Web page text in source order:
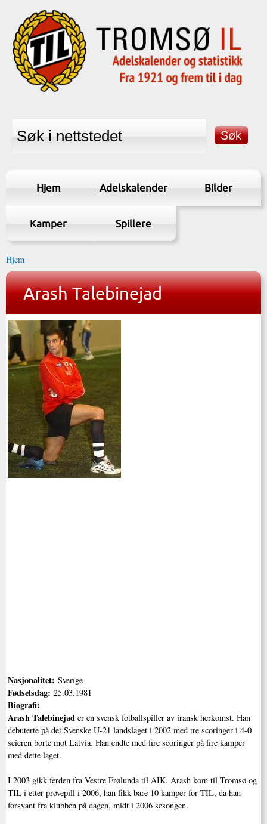
Hjem Adelskalender Bilder
Kamper Spillere
Hjem
Arash Talebinejad
Nasjonalitet: Sverige
Fødselsdag: 25.03.1981
Biografi:
Arash Talebinejad er en svensk fotballspiller av iransk herkomst. Han
debuterte på det Svenske U-21 landslaget i 2002 med tre scoringer i 4-0
seieren borte mot Latvia. Han endte med fire scoringer på fire kamper
med dette laget.
I 2003 gikk ferden fra Vestre Frølunda til AIK. Arash kom til Tromsø og
TIL i etter prøvepill i 2006, han fikk bare 10 kamper for TIL, da han
forsvant fra klubben på dagen, midt i 2006 sesongen.